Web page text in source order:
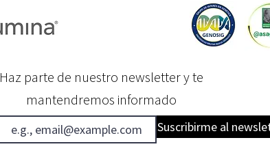
Haz parte de nuestro newsletter y te
mantendremos informado
Suscribirme al